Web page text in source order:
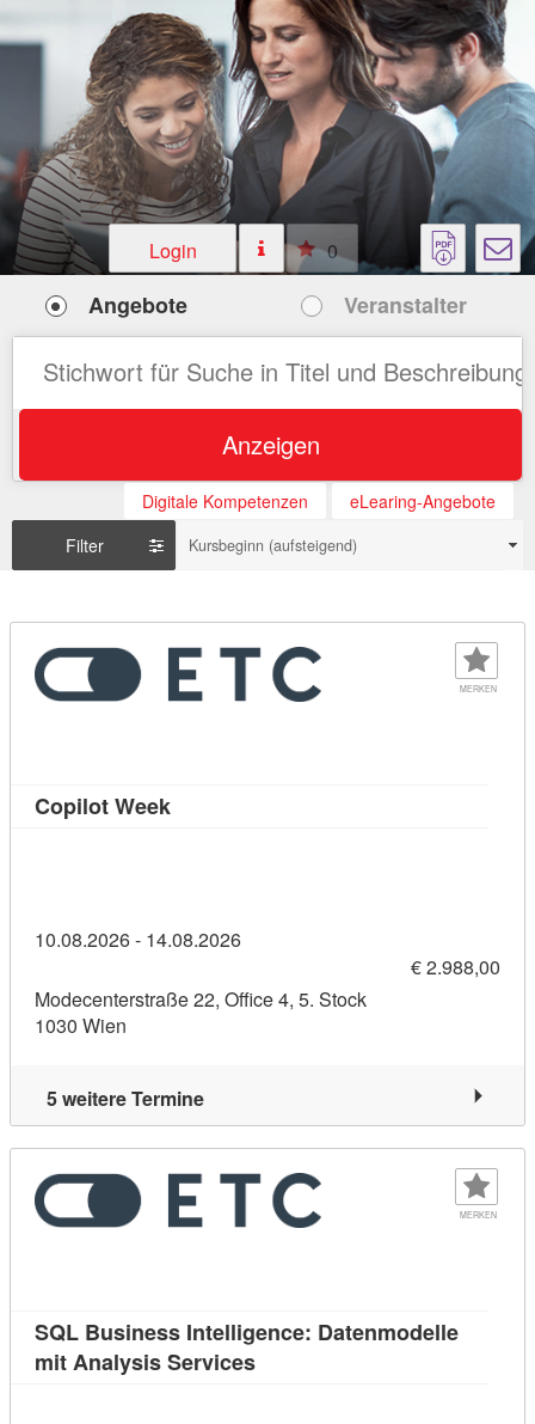
Login 0
Angebote Veranstalter
Anzeigen
Digitale Kompetenzen
eLearing-Angebote
Filter
Kursbeginn (aufsteigend)
MERKEN
Copilot WeekKursdetail: Copilot Week (11383671)
10.08.2026 - 14.08.2026
€ 2.988,00
Modecenterstraße 22, Office 4, 5. Stock
1030 Wien
5 weitere Termine
MERKEN
SQL Business Intelligence: Datenmodelle
mit Analysis ServicesKursdetail: SQL Business